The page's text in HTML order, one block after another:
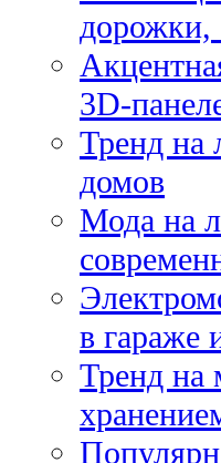
дорожки,
3D-
Тренд на
домов
Мода на
в гараже
Тренд на